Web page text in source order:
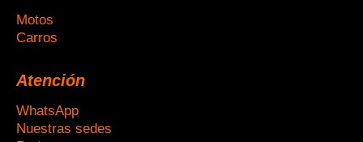
Motos
Carros
Atención
WhatsApp
Nuestras sedes